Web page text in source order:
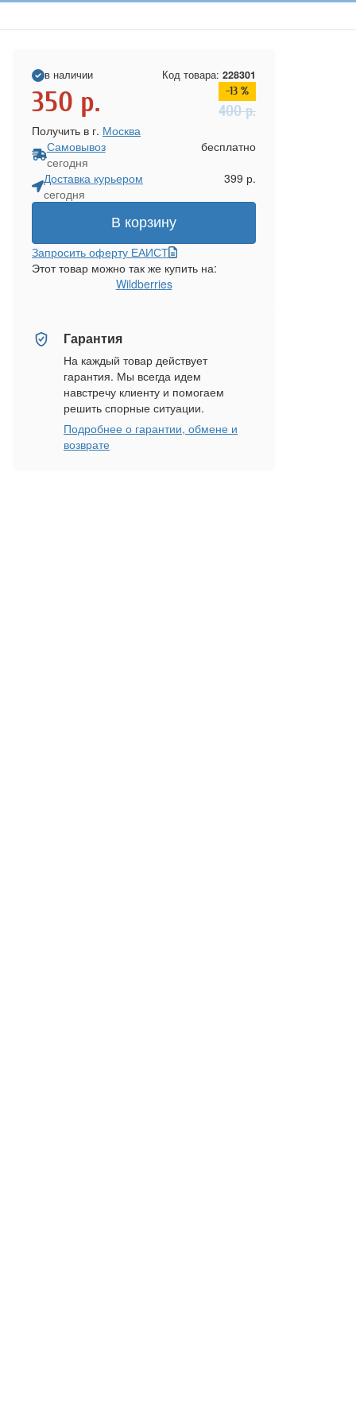
в наличии Код товара: 228301
350 р. -13 %
400р.
Получить в г. Москва
Самовывоз
сегодня
бесплатно
Доставка курьером
сегодня
399 р.
В корзину
Запросить оферту ЕАИСТ
Этот товар можно так же купить на:
Wildberries
Гарантия
На каждый товар действует
гарантия. Мы всегда идем
навстречу клиенту и помогаем
решить спорные ситуации.
Подробнее о гарантии, обмене и
возврате